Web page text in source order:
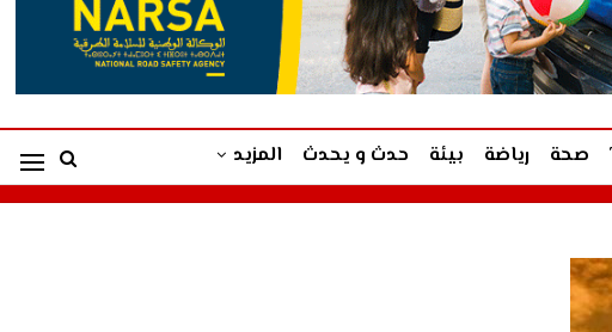
صحة رياضة بيئة حدث و يحدث المزيد